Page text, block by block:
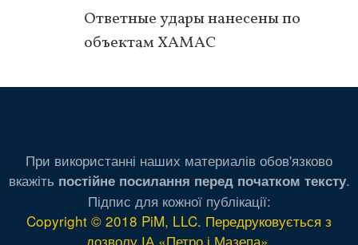
Ответные удары нанесены по
объектам ХАМАС
При використанні наших материалів обов'язково
вкажіть постійне посилання перед початком тексту.
Підпис для кожної публікації:
Copyright © 2018 PiM, LLC. Передруковується з
дозволу ІА «Петро і Мазепа»